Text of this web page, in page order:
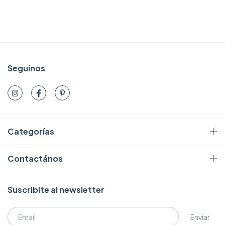
Seguinos
Categorías
Contactános
Suscribite al newsletter